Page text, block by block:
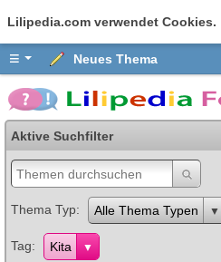
Lilipedia.com verwendet Cookies.
≡ Neues Thema
Aktive Suchfilter
Thema Typ Alle Thema Typen
Tag Kita